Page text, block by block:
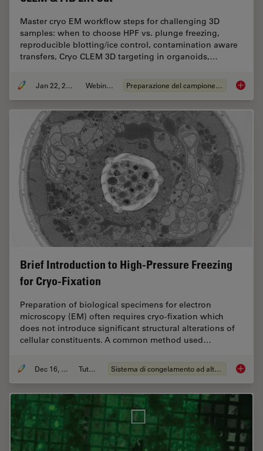
Master cryo EM workflow steps for challenging 3D
samples: when to choose HPF vs. plunge freezing,
reproducible blotting/ice control, contamination aware
transfers, Cryo CLEM 3D targeting in organoids,…
Jan 22, 2026 Webinar: Preparazione del campione EM High-
Brief Introduction to High-Pressure Freezing
for Cryo-Fixation
Preparation of biological specimens for electron
microscopy (EM) often requires cryo-fixation which
does not introduce significant structural alterations of
cellular constituents. A common method used…
Dec 16, 2025 Tutorial Sistema di congelamento ad alta pressione Brief